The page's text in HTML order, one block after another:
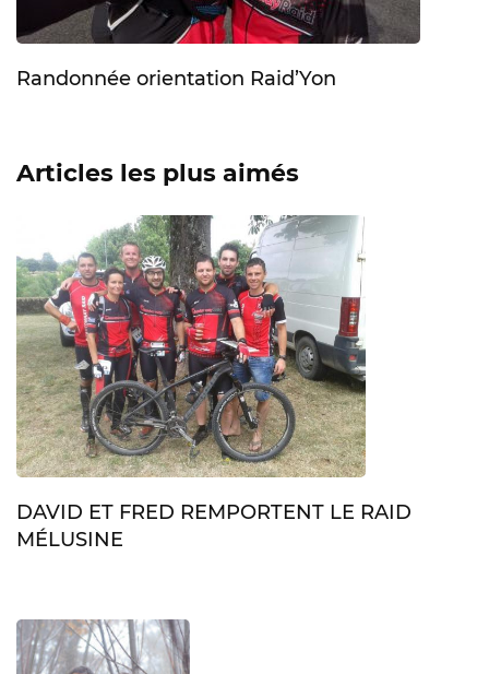
Randonnée orientation Raid’Yon
Articles les plus aimés
DAVID ET FRED REMPORTENT LE RAID
MÉLUSINE